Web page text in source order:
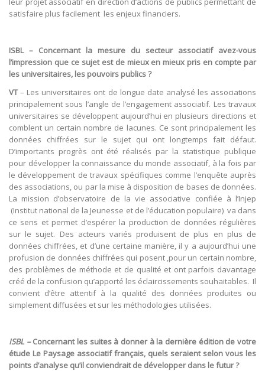
satisfaire plus facilement les enjeux financiers.
ISBL – Concernant la mesure du secteur associatif avez-vous
l’impression que ce sujet est de mieux en mieux pris en compte par
les universitaires, les pouvoirs publics ?
VT– Les universitaires ont de longue date analysé les associations
principalement sous l’angle de l’engagement associatif. Les travaux
universitaires se développent aujourd’hui en plusieurs directions et
comblent un certain nombre de lacunes. Ce sont principalement les
données chiffrées sur le sujet qui ont longtemps fait défaut.
D’importants progrès ont été réalisés par la statistique publique
pour développer la connaissance du monde associatif, à la fois par
le développement de travaux spécifiques comme l’enquête auprès
des associations, ou par la mise à disposition de bases de données.
La mission d’observatoire de la vie associative confiée à l’Injep
(Institut national de la Jeunesse et de l’éducation populaire) va dans
ce sens et permet d’espérer la production de données régulières
sur le sujet. Des acteurs variés produisent de plus en plus de
données chiffrées, et d’une certaine manière, il y a aujourd’hui une
profusion de données chiffrées qui posent ,pour un certain nombre,
des problèmes de méthode et de qualité et ont parfois davantage
créé de la confusion qu’apporté les éclaircissements souhaitables. Il
convient d’être attentif à la qualité des données produites ou
simplement diffusées et sur les méthodologies utilisées.
ISBL – Concernant les suites à donner à la dernière édition de votre
étude Le Paysage associatif français, quels seraient selon vous les
points d’analyse qu’il conviendrait de développer dans le futur ?